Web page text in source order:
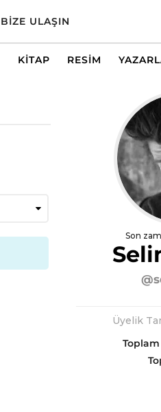
BIZE ULAŞIN
KITAP RESIM
Son
Üyelik